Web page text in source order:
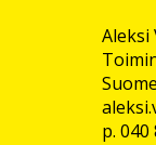
Aleksi
p. 040